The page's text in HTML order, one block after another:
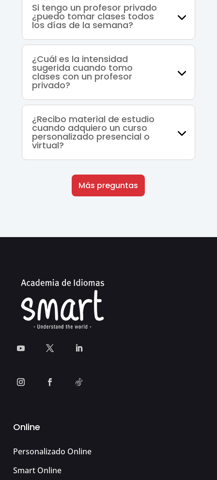
Si tengo un profesor privado
¿puedo tomar clases todos
los días de la semana?
¿Cuál es la intensidad
sugerida cuando tomo
clases con un profesor
privado?
¿Recibo material de estudio
cuando adquiero un curso
personalizado presencial o
virtual?
Más preguntas
Online
Personalizado Online
Smart Online